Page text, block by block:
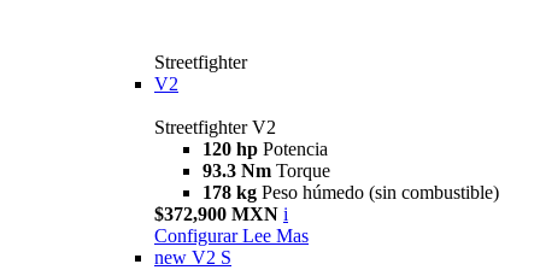
Streetfighter
V2
Streetfighter V2
120 hp Potencia
93.3 Nm Torque
178 kg Peso húmedo (sin combustible)
$372,900 MXN i
Configurar Lee Mas
new V2 S